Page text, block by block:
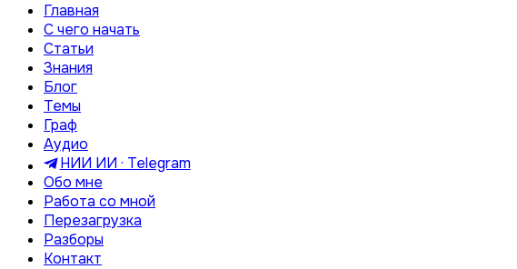
Главная
С чего начать
Статьи
Знания
Блог
Темы
Граф
Аудио
НИИ ИИ · Telegram
Обо мне
Работа со мной
Перезагрузка
Разборы
Контакт